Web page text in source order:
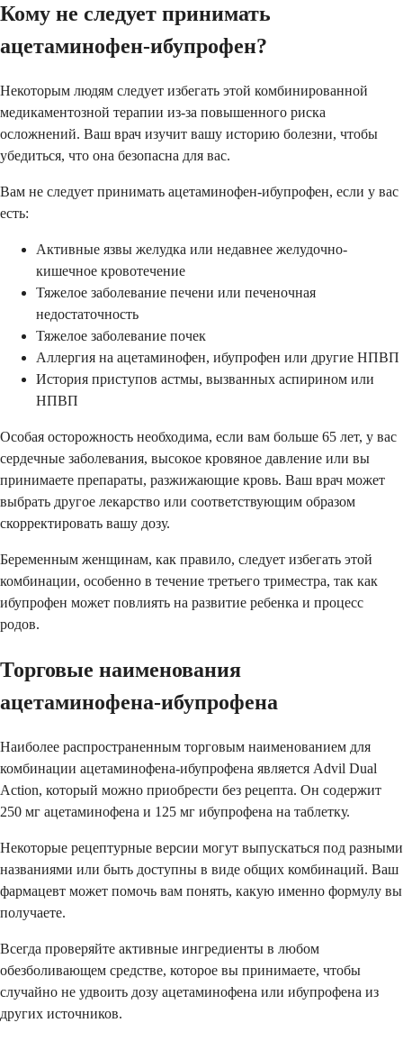
Кому не следует принимать
ацетаминофен-ибупрофен?
Некоторым людям следует избегать этой комбинированной
медикаментозной терапии из-за повышенного риска
осложнений. Ваш врач изучит вашу историю болезни, чтобы
убедиться, что она безопасна для вас.
Вам не следует принимать ацетаминофен-ибупрофен, если у вас
есть:
Активные язвы желудка или недавнее желудочно-
кишечное кровотечение
Тяжелое заболевание печени или печеночная
недостаточность
Тяжелое заболевание почек
Аллергия на ацетаминофен, ибупрофен или другие НПВП
История приступов астмы, вызванных аспирином или
НПВП
Особая осторожность необходима, если вам больше 65 лет, у вас
сердечные заболевания, высокое кровяное давление или вы
принимаете препараты, разжижающие кровь. Ваш врач может
выбрать другое лекарство или соответствующим образом
скорректировать вашу дозу.
Беременным женщинам, как правило, следует избегать этой
комбинации, особенно в течение третьего триместра, так как
ибупрофен может повлиять на развитие ребенка и процесс
родов.
Торговые наименования
ацетаминофена-ибупрофена
Наиболее распространенным торговым наименованием для
комбинации ацетаминофена-ибупрофена является Advil Dual
Action, который можно приобрести без рецепта. Он содержит
250 мг ацетаминофена и 125 мг ибупрофена на таблетку.
Некоторые рецептурные версии могут выпускаться под разными
названиями или быть доступны в виде общих комбинаций. Ваш
фармацевт может помочь вам понять, какую именно формулу вы
получаете.
Всегда проверяйте активные ингредиенты в любом
обезболивающем средстве, которое вы принимаете, чтобы
случайно не удвоить дозу ацетаминофена или ибупрофена из
других источников.